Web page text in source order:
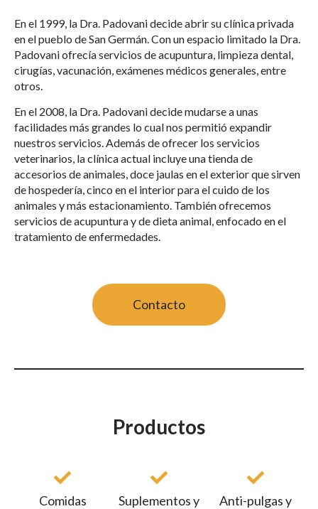
En el 1999, la Dra. Padovani decide abrir su clínica privada
en el pueblo de San Germán. Con un espacio limitado la Dra.
Padovani ofrecía servicios de acupuntura, limpieza dental,
cirugías, vacunación, exámenes médicos generales, entre
otros.
En el 2008, la Dra. Padovani decide mudarse a unas
facilidades más grandes lo cual nos permitió expandir
nuestros servicios. Además de ofrecer los servicios
veterinarios, la clínica actual incluye una tienda de
accesorios de animales, doce jaulas en el exterior que sirven
de hospedería, cinco en el interior para el cuido de los
animales y más estacionamiento. También ofrecemos
servicios de acupuntura y de dieta animal, enfocado en el
tratamiento de enfermedades.
Contacto
Productos
Comidas
Suplementos y
Anti-pulgas y